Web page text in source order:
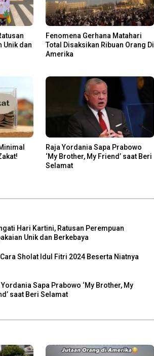
Unik dan
Fenomena Gerhana Matahari
Total Disaksikan Ribuan Orang Di
Amerika
Raja Yordania Sapa Prabowo
‘My Brother, My Friend’ saat Beri
Selamat
Hari Kartini, Ratusan Perempuan
Unik dan Berkebaya
Sholat Idul Fitri 2024 Beserta Niatnya
Yordania Sapa Prabowo ‘My Brother, My
saat Beri Selamat